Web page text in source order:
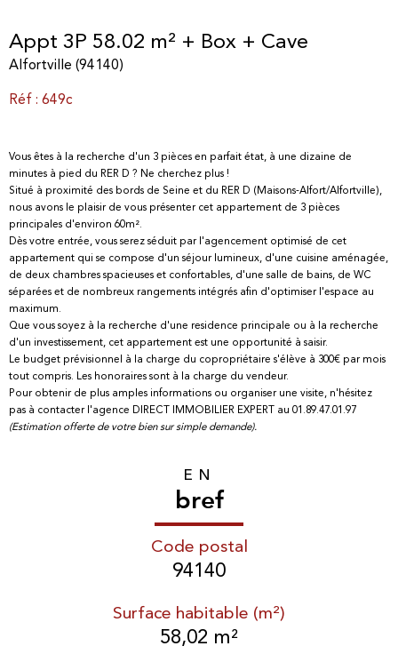
Appt 3P 58.02 m² + Box + Cave
Alfortville (94140)
Réf : 649c
Vous êtes à la recherche d'un 3 pièces en parfait état, à une dizaine de
minutes à pied du RER D ? Ne cherchez plus !
Situé à proximité des bords de Seine et du RER D (Maisons-Alfort/Alfortville),
nous avons le plaisir de vous présenter cet appartement de 3 pièces
principales d'environ 60m².
Dès votre entrée, vous serez séduit par l'agencement optimisé de cet
appartement qui se compose d'un séjour lumineux, d'une cuisine aménagée,
de deux chambres spacieuses et confortables, d'une salle de bains, de WC
séparées et de nombreux rangements intégrés afin d'optimiser l'espace au
maximum.
Que vous soyez à la recherche d'une residence principale ou à la recherche
d'un investissement, cet appartement est une opportunité à saisir.
Le budget prévisionnel à la charge du copropriétaire s'élève à 300€ par mois
tout compris. Les honoraires sont à la charge du vendeur.
Pour obtenir de plus amples informations ou organiser une visite, n'hésitez
pas à contacter l'agence DIRECT IMMOBILIER EXPERT au 01.89.47.01.97
(Estimation offerte de votre bien sur simple demande).
EN
bref
Code postal
94140
Surface habitable (m²)
58,02 m²